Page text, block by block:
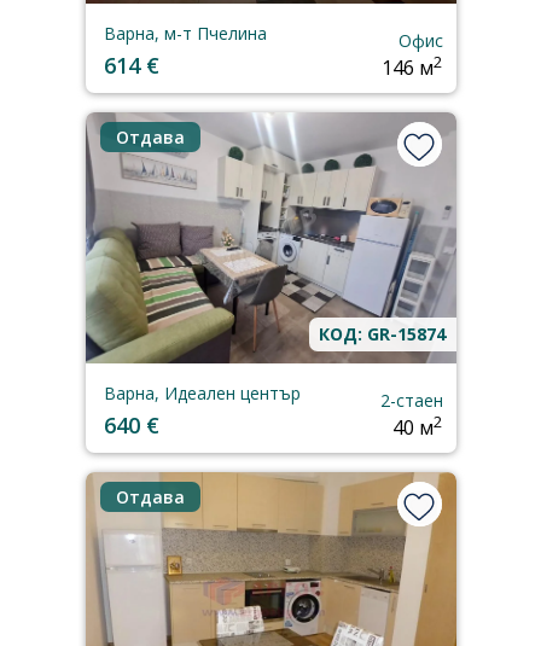
Варна, м-т Пчелина
614 €
Офис
146 м2
Отдава
КОД: GR-15874
Варна, Идеален център
640 €
2-стаен
40 м2
Отдава